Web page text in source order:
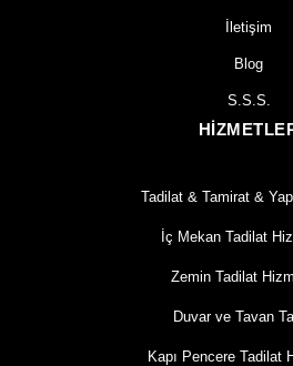
İletişim
Blog
S.S.S.
Tadilat & Tamirat &
İç Mekan Tadilat
Zemin Tadilat
Duvar ve Tavan
Kapı Pencere Tadilat